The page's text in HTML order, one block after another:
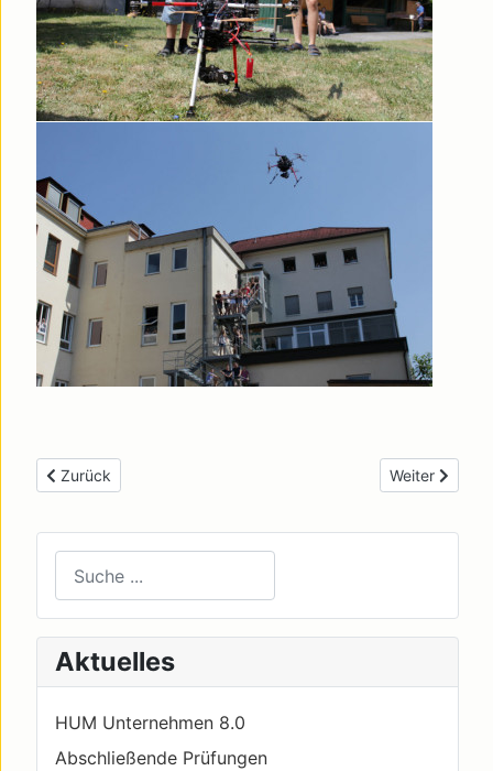
Previous article: 17. November 2017-Tag der Wirtschaft in
Zurück Next article:
Weiter
Type 2 or more characters for results.
Aktuelles
HUM Unternehmen 8.0
Abschließende Prüfungen